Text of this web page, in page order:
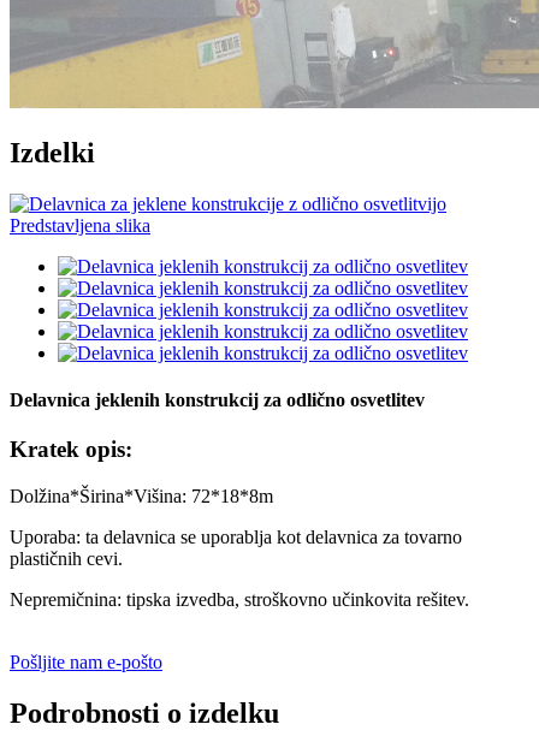
Izdelki
Delavnica jeklenih konstrukcij za odlično osvetlitev
Kratek opis:
Dolžina*Širina*Višina: 72*18*8m
Uporaba: ta delavnica se uporablja kot delavnica za tovarno
plastičnih cevi.
Nepremičnina: tipska izvedba, stroškovno učinkovita rešitev.
Pošljite nam e-pošto
Podrobnosti o izdelku